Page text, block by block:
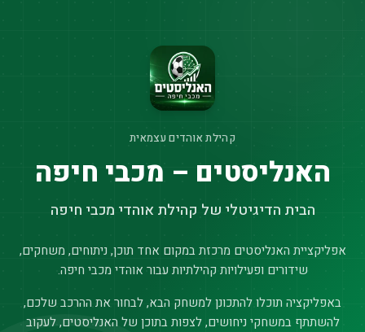
קהילת אוהדים עצמאית
האנליסטים – מכבי חיפה
הבית הדיגיטלי של קהילת אוהדי מכבי חיפה
אפליקציית האנליסטים מרכזת במקום אחד תוכן, ניתוחים, משחקים,
שידורים ופעילויות קהילתיות עבור אוהדי מכבי חיפה.
באפליקציה תוכלו להתכונן למשחק הבא, לבחור את ההרכב שלכם,
להשתתף במשחקי ניחושים, לצפות בתוכן של האנליסטים, לעקוב